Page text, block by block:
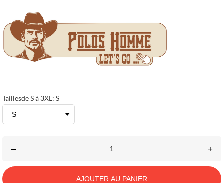
Taillesde S à 3XL: S
– +
AJOUTER AU PANIER